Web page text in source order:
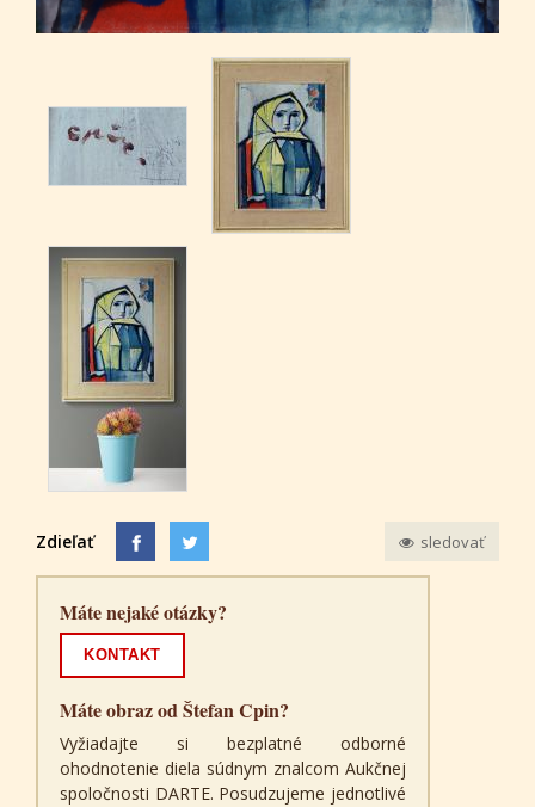
Zdieľať sledovať
Máte nejaké otázky?
KONTAKT
Máte obraz od Štefan Cpin?
Vyžiadajte si bezplatné odborné
ohodnotenie diela súdnym znalcom Aukčnej
spoločnosti DARTE. Posudzujeme jednotlivé